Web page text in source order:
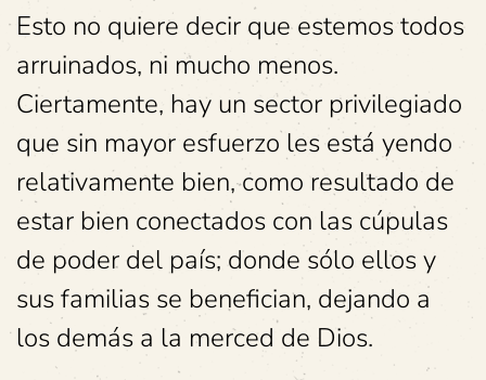
Esto no quiere decir que estemos todos
arruinados, ni mucho menos.
Ciertamente, hay un sector privilegiado
que sin mayor esfuerzo les está yendo
relativamente bien, como resultado de
estar bien conectados con las cúpulas
de poder del país; donde sólo ellos y
sus familias se benefician, dejando a
los demás a la merced de Dios.